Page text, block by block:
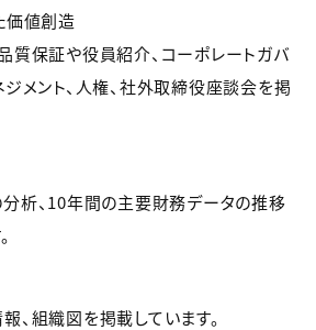
価値創造
質保証や役員紹介、コーポレートガバ
ジメント、人権、社外取締役座談会を掲
析、10年間の主要財務データの推移
、組織図を掲載しています。